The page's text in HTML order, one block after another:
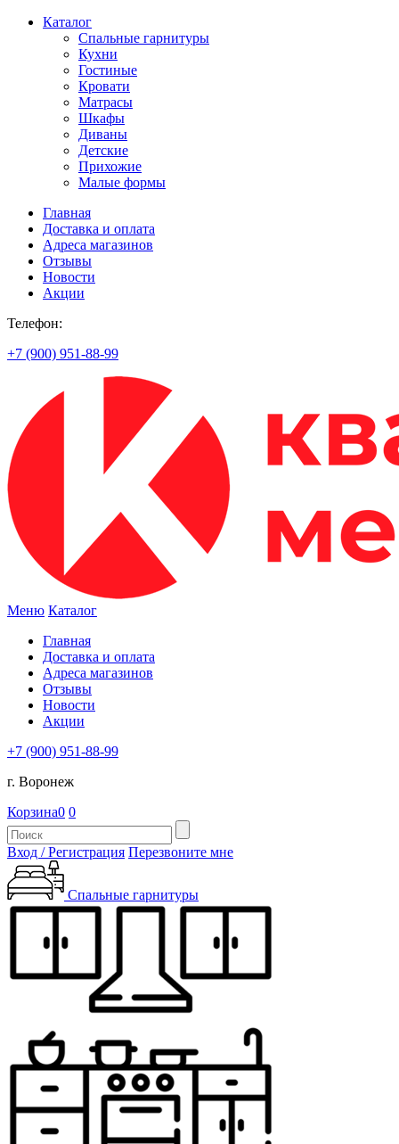
Каталог
Спальные гарнитуры
Кухни
Гостиные
Кровати
Матрасы
Шкафы
Диваны
Детские
Прихожие
Малые формы
Главная
Доставка и оплата
Адреса магазинов
Отзывы
Новости
Акции
Телефон:
+7 (900) 951-88-99
Меню Каталог
Главная
Доставка и оплата
Адреса магазинов
Отзывы
Новости
Акции
+7 (900) 951-88-99
г. Воронеж
Корзина0 0
Вход / Регистрация Перезвоните мне
Спальные гарнитуры